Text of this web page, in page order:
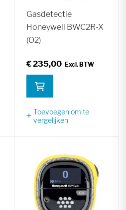
Gasdetectie
Honeywell BWC2R-X
(O2)
€ 235,00
Toevoegen om te
vergelijken